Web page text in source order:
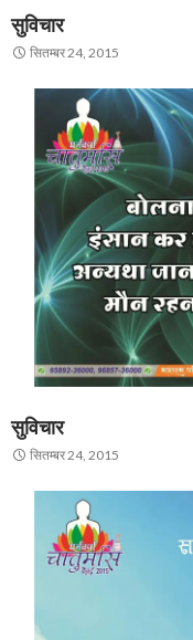
सुविचार
सितम्बर 24, 2015
सुविचार
सितम्बर 24, 2015